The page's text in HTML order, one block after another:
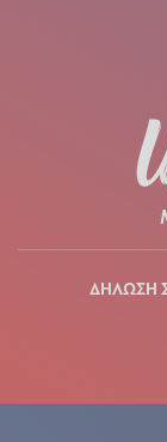
ΔΗΛΩΣΗ